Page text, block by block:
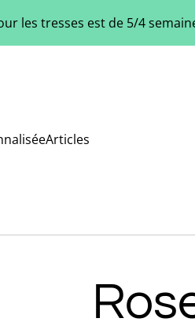
les tresses est de 5/4
Articles